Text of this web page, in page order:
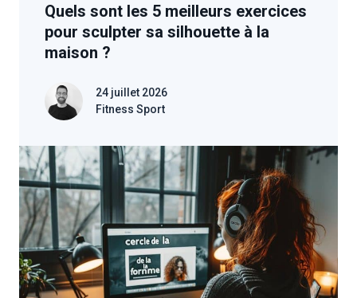
Quels sont les 5 meilleurs exercices
pour sculpter sa silhouette à la
maison ?
24 juillet 2026
Fitness Sport